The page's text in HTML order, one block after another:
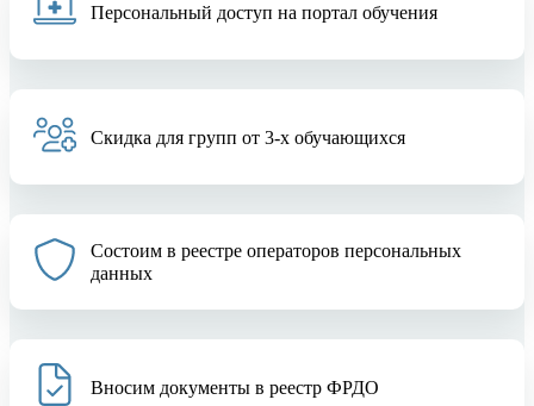
Персональный доступ на портал обучения
Скидка для групп от 3-х обучающихся
Состоим в реестре операторов персональных
данных
Вносим документы в реестр ФРДО